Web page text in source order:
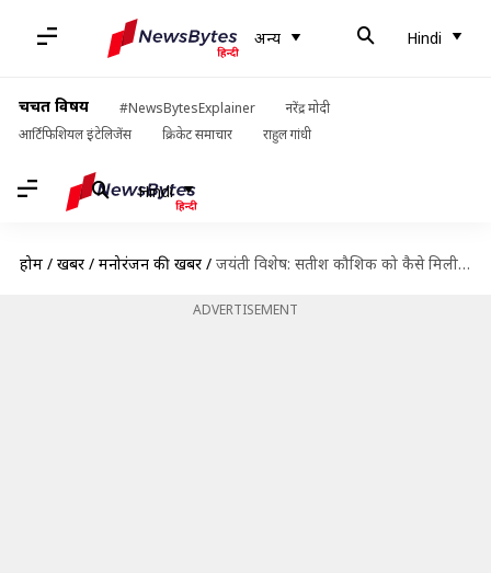
अन्य Hindi
चर्चित विषय #NewsBytesExplainer
नरेंद्र मोदी
आर्टिफिशियल इंटेलिजेंस
क्रिकेट समाचार राहुल गांधी
Hindi
होम / खबरें / मनोरंजन की खबरें / जयंती विशेष: सतीश कौशिक को कैसे मिली करियर की पहली फिल्म 'मंडी'? निकाली थी ये तरकीब
ADVERTISEMENT